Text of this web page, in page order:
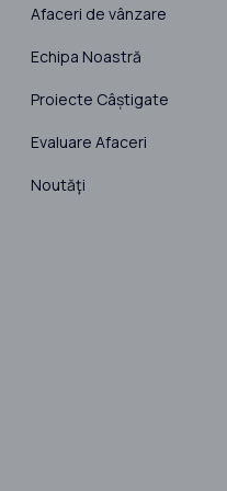
Afaceri de vânzare
Echipa Noastră
Proiecte Câștigate
Evaluare Afaceri
Noutăţi